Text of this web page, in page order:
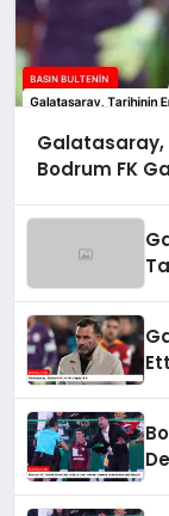
Galatasaray,
Bodrum FK